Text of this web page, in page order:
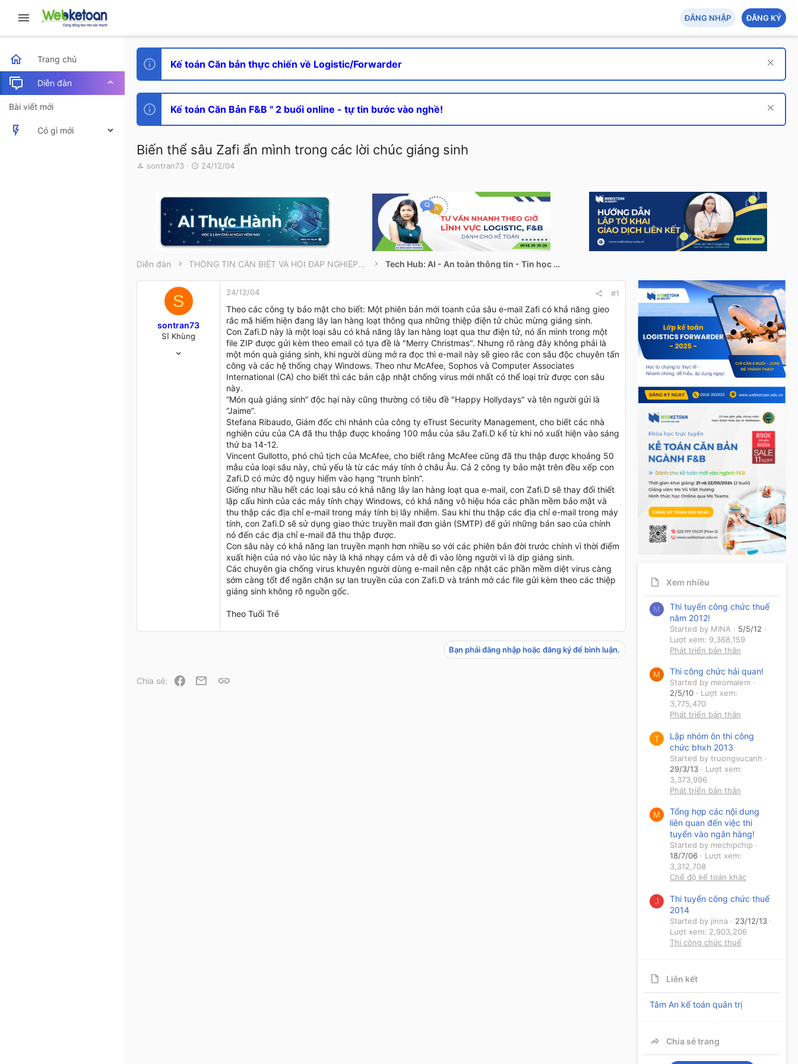
ĐĂNG NHẬP ĐĂNG KÝ
Trang chủ
Diễn đàn
Bài viết mới
Có gì mới
Kế toán Căn bản thực chiến về Logistic/Forwarder
Kế toán Căn Bản F&B " 2 buổi online - tự tin bước vào nghề!
Biến thể sâu Zafi ẩn mình trong các lời chúc giáng sinh
T
r
e
sontran73
N
y
ử
i
24/12/04
Diễn đàn THÔNG TIN CẦN BIẾT VÀ HỎI ĐÁP NGHIỆP VỤ Tech Hub: AI - An toàn thông tin - Tin học quản lý
S
sontran73
Sĩ Khùng
24/12/04 #1
Theo các công ty bảo mật cho biết: Một phiên bản mới toanh của sâu e-mail Zafi có khả năng gieo
rắc mã hiểm hiện đang lây lan hàng loạt thông qua những thiệp điện tử chúc mừng giáng sinh.
Con Zafi.D này là một loại sâu có khả năng lây lan hàng loạt qua thư điện tử, nó ẩn mình trong một
file ZIP được gửi kèm theo email có tựa đề là "Merry Christmas". Nhưng rõ ràng đây không phải là
một món quà giáng sinh, khi người dùng mở ra đọc thì e-mail này sẽ gieo rắc con sâu độc chuyên tấn
công và các hệ thống chạy Windows. Theo như McAfee, Sophos và Computer Associates
International (CA) cho biết thì các bản cập nhật chống virus mới nhất có thể loại trừ được con sâu
này.
“Món quà giáng sinh” độc hại này cũng thường có tiêu đề "Happy Hollydays" và tên người gửi là
“Jaime”.
Stefana Ribaudo, Giám đốc chi nhánh của công ty eTrust Security Management, cho biết các nhà
nghiên cứu của CA đã thu thập đuợc khoảng 100 mẫu của sâu Zafi.D kể từ khi nó xuất hiện vào sáng
thứ ba 14-12.
Vincent Gullotto, phó chủ tịch của McAfee, cho biết rằng McAfee cũng đã thu thập được khoảng 50
mẫu của loại sâu này, chủ yếu là từ các máy tính ở châu Âu. Cả 2 công ty bảo mật trên đều xếp con
Zafi.D có mức độ nguy hiểm vào hạng “trunh bình”.
Giống như hầu hết các loại sâu có khả năng lây lan hàng loạt qua e-mail, con Zafi.D sẽ thay đổi thiết
lập cấu hình của các máy tính chạy Windows, có khả năng vô hiệu hóa các phần mềm bảo mật và
thu thập các địa chỉ e-mail trong máy tính bị lây nhiễm. Sau khi thu thập các địa chỉ e-mail trong máy
tính, con Zafi.D sẽ sử dụng giao thức truyền mail đơn giản (SMTP) để gửi những bản sao của chính
nó đến các địa chỉ e-mail đã thu thập được.
Con sâu này có khả năng lan truyền mạnh hơn nhiều so với các phiên bản đời trước chính vì thời điểm
xuất hiện của nó vào lúc này là khá nhạy cảm và dễ đi vào lòng người vì là dịp giáng sinh.
Các chuyên gia chống virus khuyên người dùng e-mail nên cập nhật các phần mềm diệt virus càng
sớm càng tốt để ngăn chặn sự lan truyền của con Zafi.D và tránh mở các file gửi kèm theo các thiệp
giáng sinh không rõ nguồn gốc.
Theo Tuổi Trẻ
Bạn phải đăng nhập hoặc đăng ký để bình luận.
Chia sẻ: Facebook
Email Link
Xem nhiều
M
Thi tuyển công chức thuế
năm 2012!
Started by MINA
5/5/12
Lượt xem: 9,368,159
Phát triển bản thân
M Thi công chức hải quan!
Started by meomalem
2/5/10
Lượt xem:
3,775,470
Phát triển bản thân
T
Lập nhóm ôn thi công
chức bhxh 2013
Started by truongvucanh
29/3/13
Lượt xem:
3,373,996
Phát triển bản thân
M
Tổng hợp các nội dung
liên quan đến việc thi
tuyển vào ngân hàng!
Started by mechipchip
18/7/06
Lượt xem:
3,312,708
Chế độ kế toán khác
J
Thi tuyển công chức thuế
2014
Started by jinna
23/12/13
Lượt xem: 2,903,206
Thi công chức thuế
Liên kết
Tâm An kế toán quản trị
Chia sẻ trang